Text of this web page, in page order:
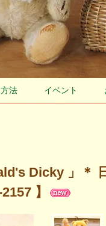
法 イベント
Dicky 」＊
】